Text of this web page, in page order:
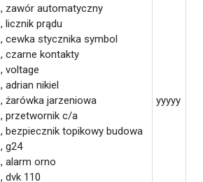
, zawór automatyczny
, licznik prądu
, cewka stycznika symbol
, czarne kontakty
, voltage
, adrian nikiel
, żarówka jarzeniowa
, przetwornik c/a
, bezpiecznik topikowy budowa
, g24
, alarm orno
, dvk 110
yyyyy